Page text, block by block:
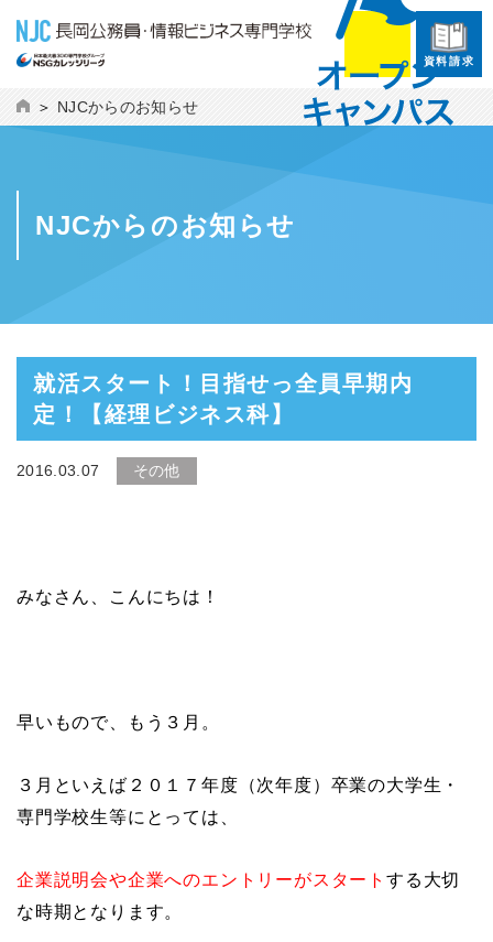
資料請求
NJCからのお知らせ
NJCからのお知らせ
就活スタート！目指せっ全員早期内
定！【経理ビジネス科】
2016.03.07 その他
みなさん、こんにちは！
早いもので、もう３月。
３月といえば２０１７年度（次年度）卒業の大学生・
専門学校生等にとっては、
企業説明会や企業へのエントリーがスタート する大切
な時期となります。